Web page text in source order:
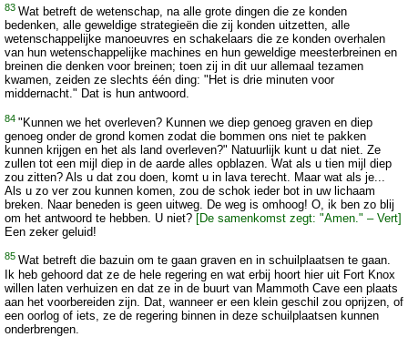
83 Wat betreft de wetenschap, na alle grote dingen die ze konden
bedenken, alle geweldige strategieën die zij konden uitzetten, alle
wetenschappelijke manoeuvres en schakelaars die ze konden overhalen
van hun wetenschappelijke machines en hun geweldige meesterbreinen en
breinen die denken voor breinen; toen zij in dit uur allemaal tezamen
kwamen, zeiden ze slechts één ding: "Het is drie minuten voor
middernacht." Dat is hun antwoord.
84 "Kunnen we het overleven? Kunnen we diep genoeg graven en diep
genoeg onder de grond komen zodat die bommen ons niet te pakken
kunnen krijgen en het als land overleven?" Natuurlijk kunt u dat niet. Ze
zullen tot een mijl diep in de aarde alles opblazen. Wat als u tien mijl diep
zou zitten? Als u dat zou doen, komt u in lava terecht. Maar wat als je...
Als u zo ver zou kunnen komen, zou de schok ieder bot in uw lichaam
breken. Naar beneden is geen uitweg. De weg is omhoog! O, ik ben zo blij
om het antwoord te hebben. U niet? [De samenkomst zegt: "Amen." – Vert]
Een zeker geluid!
85 Wat betreft die bazuin om te gaan graven en in schuilplaatsen te gaan.
Ik heb gehoord dat ze de hele regering en wat erbij hoort hier uit Fort Knox
willen laten verhuizen en dat ze in de buurt van Mammoth Cave een plaats
aan het voorbereiden zijn. Dat, wanneer er een klein geschil zou oprijzen, of
een oorlog of iets, ze de regering binnen in deze schuilplaatsen kunnen
onderbrengen.